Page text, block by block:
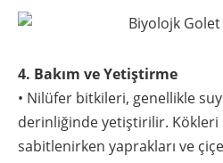
4. Bakım ve Yetiştirme
• Nilüfer bitkileri, genellikle
derinliğinde yetiştirilir. Kökleri
sabitlenirken yaprakları ve